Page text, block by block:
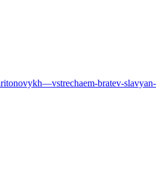
bratev-